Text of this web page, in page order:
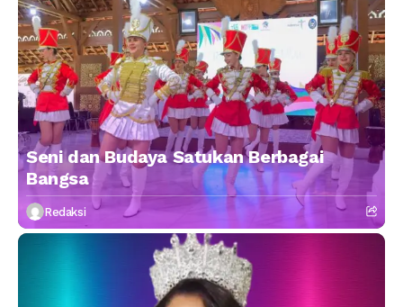
Seni dan Budaya Satukan Berbagai
Bangsa
Redaksi